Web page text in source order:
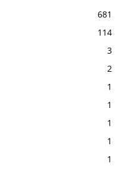
681
114
3
2
1
1
1
1
1